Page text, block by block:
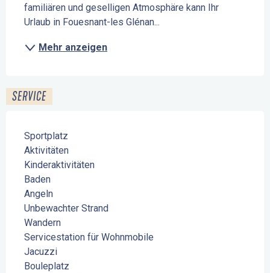
familiären und geselligen Atmosphäre kann Ihr
Urlaub in Fouesnant-les Glénan...
Mehr anzeigen
SERVICE
Sportplatz
Aktivitäten
Kinderaktivitäten
Baden
Angeln
Unbewachter Strand
Wandern
Servicestation für Wohnmobile
Jacuzzi
Bouleplatz